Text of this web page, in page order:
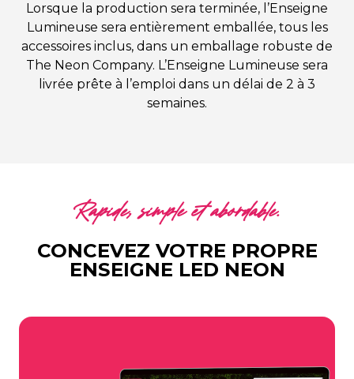
Lorsque la production sera terminée, l’Enseigne
Lumineuse sera entièrement emballée, tous les
accessoires inclus, dans un emballage robuste de
The Neon Company. L’Enseigne Lumineuse sera
livrée prête à l’emploi dans un délai de 2 à 3
semaines.
Rapide, simple et abordable.
CONCEVEZ VOTRE PROPRE
ENSEIGNE LED NEON